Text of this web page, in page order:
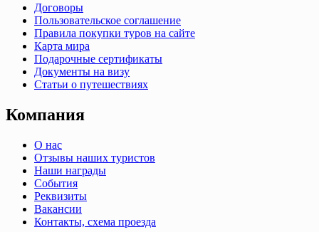
Договоры
Пользовательское соглашение
Правила покупки туров на сайте
Карта мира
Подарочные сертификаты
Документы на визу
Статьи о путешествиях
Компания
О нас
Отзывы наших туристов
Наши награды
События
Реквизиты
Вакансии
Контакты, схема проезда